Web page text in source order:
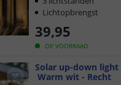
OP VOORRAAD
39,95
Lichtopbrengst
Solar up-down light
Warm wit - Recht